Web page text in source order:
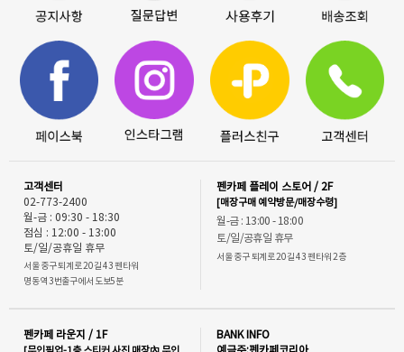
고객센터
02-773-2400
월-금 : 09:30 - 18:30
점심 : 12:00 - 13:00
토/일/공휴일 휴무
서울 중구 퇴계로 20길 43 펜타워
명동역 3번출구에서 도보5분
펜카페 플레이 스토어 / 2F
[매장구매 예약방문/매장수령]
월-금 : 13:00 - 18:00
토/일/공휴일 휴무
서울 중구 퇴계로 20길 43 펜타워 2층
펜카페 라운지 / 1F
BANK INFO